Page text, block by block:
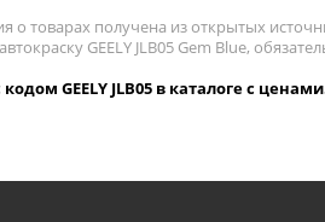
о товарах получена из открытых
GEELY JLB05 Gem Blue,
GEELY JLB05 в каталоге с